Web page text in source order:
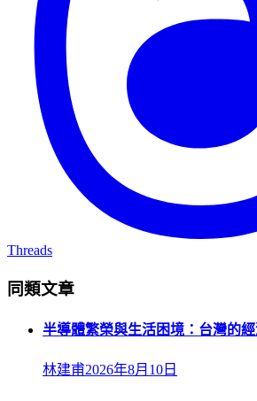
Threads
同類文章
半導體繁榮與生活困境：台灣的
林建甫2026年8月10日